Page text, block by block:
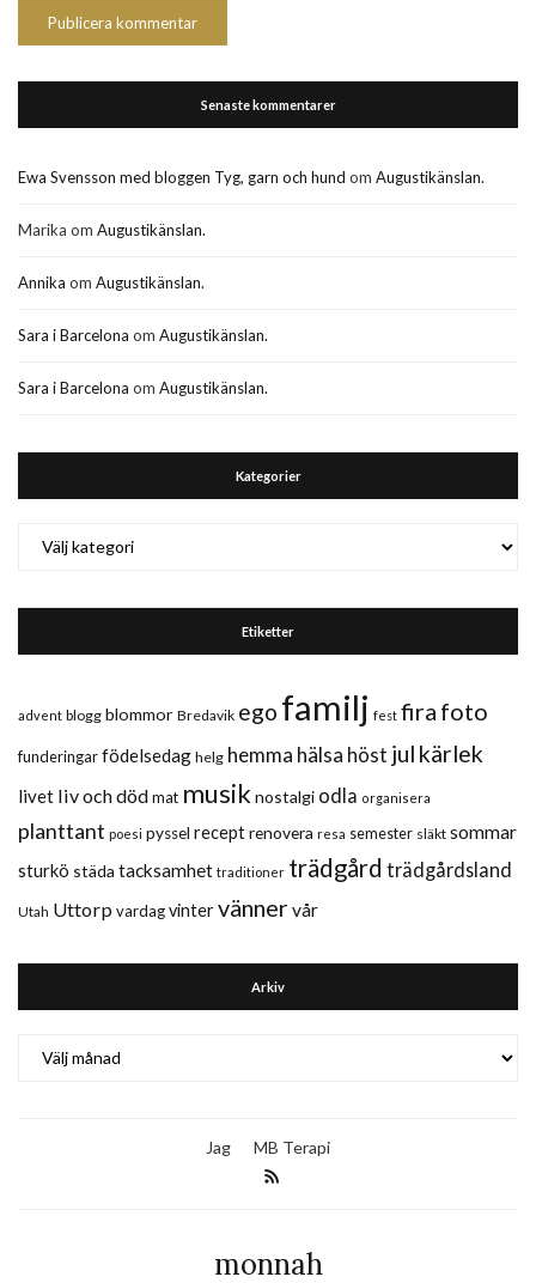
Senaste kommentarer
Ewa Svensson med bloggen Tyg, garn och hund om Augustikänslan.
Marika om Augustikänslan.
Annika om Augustikänslan.
Sara i Barcelona om Augustikänslan.
Sara i Barcelona om Augustikänslan.
Kategorier
Etiketter
advent blogg blommor Bredavik ego familj fest fira foto
funderingarfödelsedag helg hemma hälsa höst jul kärlek
livet liv och dödmat musik nostalgi odla organisera
planttant poesi pyssel receptrenovera resa semester släkt sommar
sturkö städa tacksamhet traditioner trädgård trädgårdsland
Utah Uttorp vardagvintervänner vår
Arkiv
Jag MB Terapi
monnah